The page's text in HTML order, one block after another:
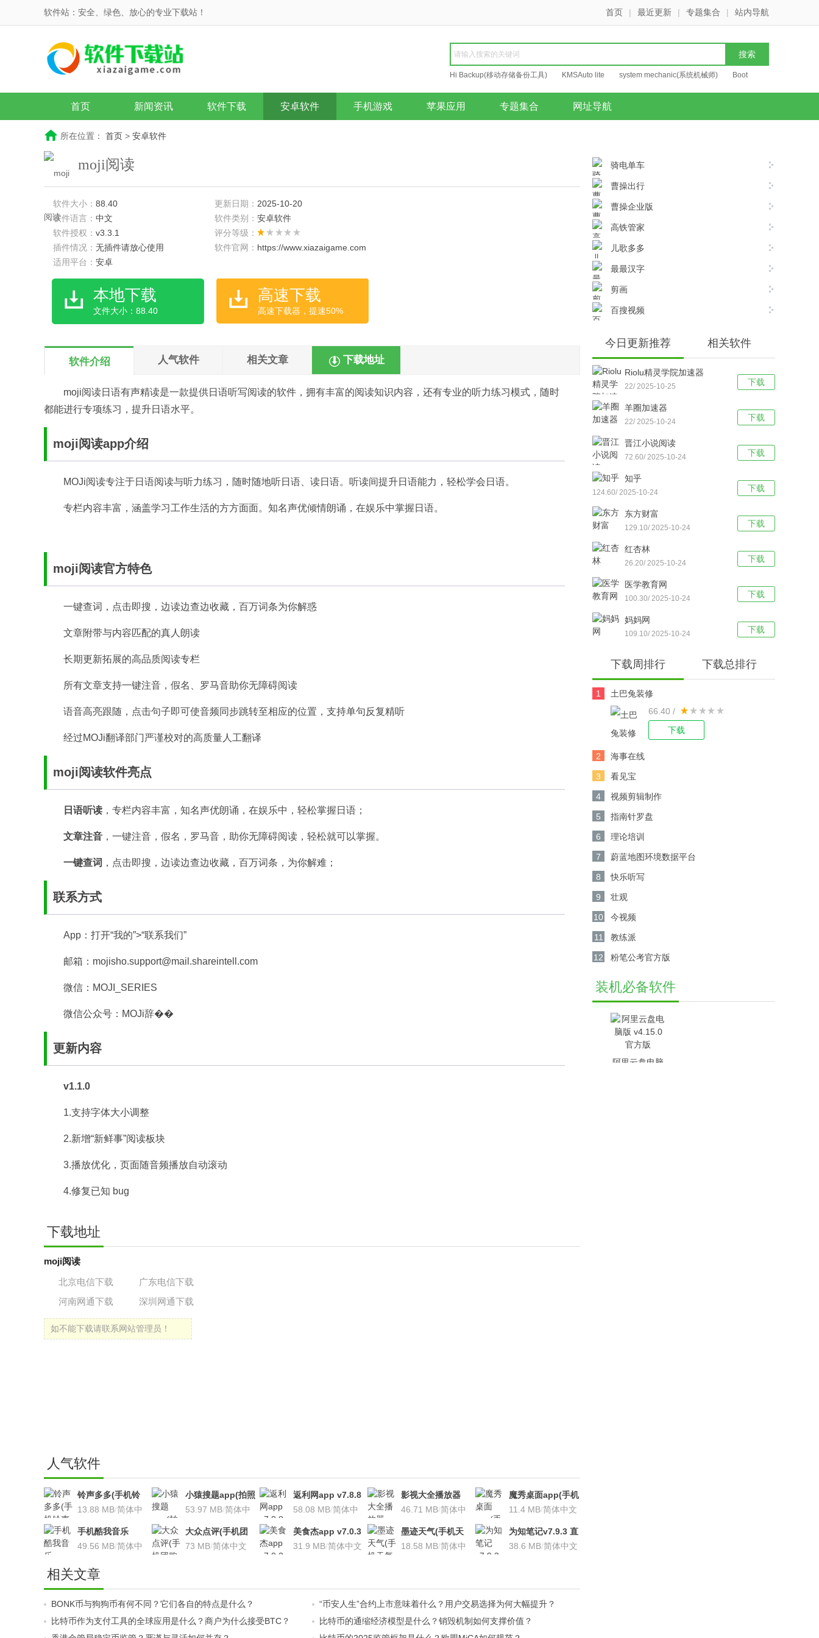
软件站：安全、绿色、放心的专业下载站！ 首页 | 最近更新 | 专题集合 | 站内导航
Hi Backup(移动存储备份工具) KMSAuto lite system mechanic(系统机械师) Boot
Repair
首页 新闻资讯 软件下载 安卓软件 手机游戏 苹果应用 专题集合 网址导航
所在位置： 首页 > 安卓软件
moji阅读
软件大小： 88.40 更新日期： 2025-10-20
软件语言： 中文 软件类别： 安卓软件
软件授权： v3.3.1
评分等级：
插件情况： 无插件请放心使用 软件官网： https://www.xiazaigame.com
适用平台： 安卓
本地下载
文件大小：88.40
高速下载
高速下载器，提速50%
软件介绍 人气软件 相关文章 下载地址
moji阅读日语有声精读是一款提供日语听写阅读的软件，拥有丰富的阅读知识内容，还有专业的听力练习模式，随时
都能进行专项练习，提升日语水平。
moji阅读app介绍
MOJi阅读专注于日语阅读与听力练习，随时随地听日语、读日语。听读间提升日语能力，轻松学会日语。
专栏内容丰富，涵盖学习工作生活的方方面面。知名声优倾情朗诵，在娱乐中掌握日语。
moji阅读官方特色
一键查词，点击即搜，边读边查边收藏，百万词条为你解惑
文章附带与内容匹配的真人朗读
长期更新拓展的高品质阅读专栏
所有文章支持一键注音，假名、罗马音助你无障碍阅读
语音高亮跟随，点击句子即可使音频同步跳转至相应的位置，支持单句反复精听
经过MOJi翻译部门严谨校对的高质量人工翻译
moji阅读软件亮点
日语听读 ，专栏内容丰富，知名声优朗诵，在娱乐中，轻松掌握日语；
文章注音 ，一键注音，假名，罗马音，助你无障碍阅读，轻松就可以掌握。
一键查词 ，点击即搜，边读边查边收藏，百万词条，为你解难；
联系方式
App：打开“我的”>“联系我们”
邮箱：mojisho.support@mail.shareintell.com
微信：MOJI_SERIES
微信公众号：MOJi辞��
更新内容
v1.1.0
1.支持字体大小调整
2.新增“新鲜事”阅读板块
3.播放优化，页面随音频播放自动滚动
4.修复已知 bug
下载地址
moji阅读
北京电信下载
广东电信下载
河南网通下载
深圳网通下载
如不能下载请联系网站管理员！
人气软件
铃声多多(手机铃
声软件)v8.7.66 安
13.88 MB/简体中
小猿搜题app(拍照
搜题利器)V9.7.2安
53.97 MB/简体中
返利网app v7.8.8
安卓版
58.08 MB/简体中
影视大全播放器
v3.1.7 安卓版
46.71 MB/简体中
魔秀桌面app(手机
桌面软件)v6.8.6
11.4 MB/简体中文
手机酷我音乐
V9.2.3.5 安卓版
49.56 MB/简体中
大众点评(手机团
购软件)V10.18.4
73 MB/简体中文
美食杰app v7.0.3
安卓版
31.9 MB/简体中文
墨迹天气(手机天
气软
18.58 MB/简体中
为知笔记v7.9.3 直
装本地VIP会员版
38.6 MB/简体中文
相关文章
BONK币与狗狗币有何不同？它们各自的特点是什么？
“币安人生”合约上市意味着什么？用户交易选择为何大幅提升？
比特币作为支付工具的全球应用是什么？商户为什么接受BTC？
比特币的通缩经济模型是什么？销毁机制如何支撑价值？
骑电单车
曹操出行
曹操企业版
高铁管家
儿歌多多
最最汉字
剪画
百搜视频
今日更新推荐 相关软件
下载
Riolu精灵学院加速器
22/ 2025-10-25
下载
羊圈加速器
22/ 2025-10-24
下载
晋江小说阅读
72.60/ 2025-10-24
下载
知乎
124.60/ 2025-10-24
下载
东方财富
129.10/ 2025-10-24
下载
红杏林
26.20/ 2025-10-24
下载
医学教育网
100.30/ 2025-10-24
下载
妈妈网
109.10/ 2025-10-24
下载周排行 下载总排行
1
土巴兔装修
66.40 /
下载
2 海事在线
3 看见宝
4 视频剪辑制作
5 指南针罗盘
6 理论培训
7 蔚蓝地图环境数据平台
8 快乐听写
9 壮观
10 今视频
11 教练派
12 粉笔公考官方版
装机必备软件
阿里云盘电脑